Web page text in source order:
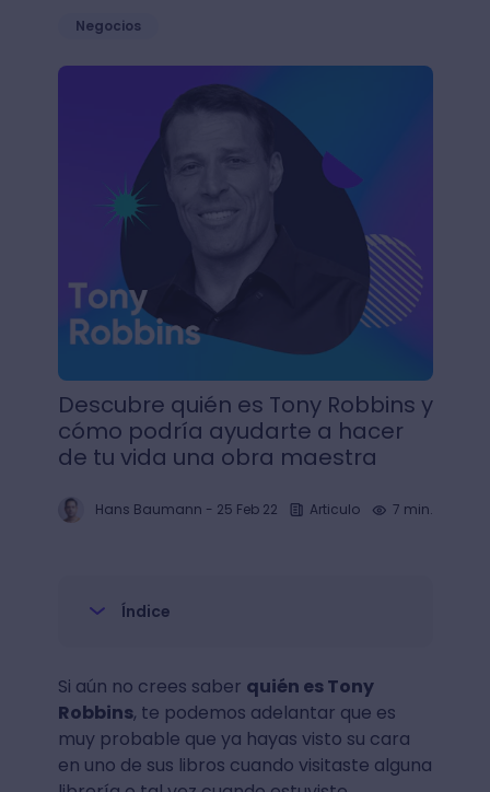
Negocios
Descubre quién es Tony Robbins y cómo podría
Descubre quién es Tony Robbins y
cómo podría ayudarte a hacer
de tu vida una obra maestra
Hans Baumann - 25 Feb 22 Articulo 7 min.
Índice
Si aún no crees saber quién es Tony
Robbins, te podemos adelantar que es
muy probable que ya hayas visto su cara
en uno de sus libros cuando visitaste alguna